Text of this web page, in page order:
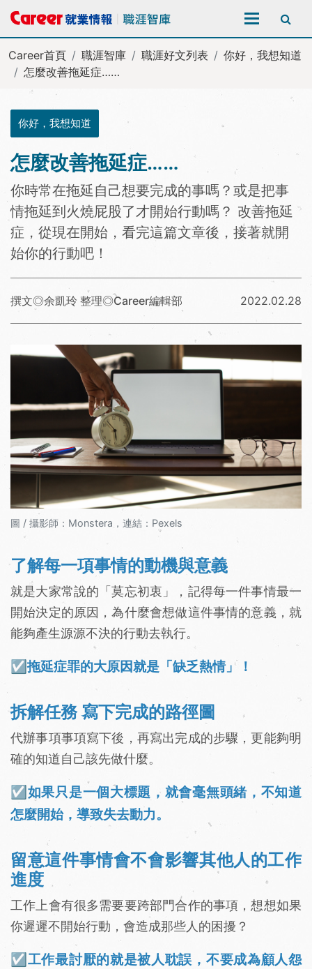
全站搜尋
Career首頁 職涯智庫 職涯好文列表
你好，我想知道
怎麼改善拖延症……
你好，我想知道
怎麼改善拖延症……
你時常在拖延自己想要完成的事嗎？或是把事
情拖延到火燒屁股了才開始行動嗎？ 改善拖延
症，從現在開始，看完這篇文章後，接著就開
始你的行動吧！
撰文◎余凱玲 整理◎Career編輯部 2022.02.28
圖 / 攝影師：Monstera，連結：Pexels
了解每一項事情的動機與意義
就是大家常說的「莫忘初衷」，記得每一件事情最一
開始決定的原因，為什麼會想做這件事情的意義，就
能夠產生源源不決的行動去執行。
☑️拖延症罪的大原因就是「缺乏熱情」！
拆解任務 寫下完成的路徑圖
代辦事項事項寫下後，再寫出完成的步驟，更能夠明
確的知道自己該先做什麼。
☑️如果只是一個大標題，就會毫無頭緒，不知道
怎麼開始，導致失去動力。
留意這件事情會不會影響其他人的工作
進度
工作上會有很多需要要跨部門合作的事項，想想如果
你遲遲不開始行動，會造成那些人的困擾？
☑️工作最討厭的就是被人耽誤，不要成為顧人怨